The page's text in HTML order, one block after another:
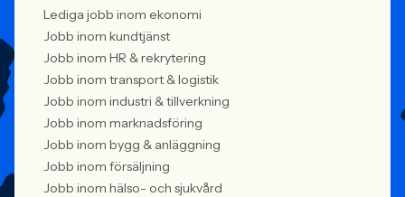
Lediga jobb inom ekonomi
Jobb inom kundtjänst
Jobb inom HR & rekrytering
Jobb inom transport & logistik
Jobb inom industri & tillverkning
Jobb inom marknadsföring
Jobb inom bygg & anläggning
Jobb inom försäljning
Jobb inom hälso- och sjukvård